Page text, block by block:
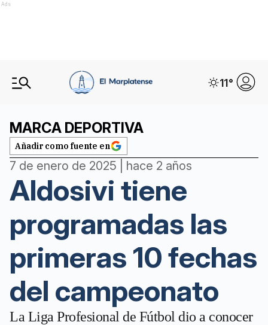
Ads
11°
MARCA DEPORTIVA
Añadir como fuente en
7 de enero de 2025 | hace 2 años
Aldosivi tiene
programadas las
primeras 10 fechas
del campeonato
La Liga Profesional de Fútbol dio a conocer